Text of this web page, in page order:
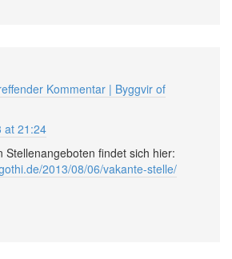
Kommentar | Byggvir of
at 21:24
findet sich hier:
2013/08/06/vakante-stelle/